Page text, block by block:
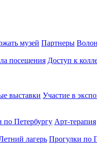
музей Партнеры
посещения Доступ к
выставки Участие в
по Петербургу Арт-терапия
лагерь Прогулки по